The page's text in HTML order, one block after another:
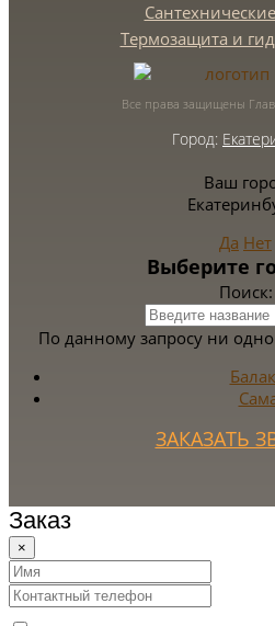
Термозащита и
Все права защищены
Город:
Ваш
Да Нет
Выберите
Поиск:
По данному запросу ни
ЗАКАЗАТЬ
Заказ
×